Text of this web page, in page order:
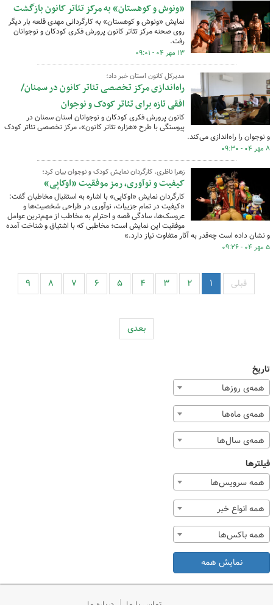
«ونوش و کوهستان» به مرکز تئاتر کانون بازگشت
نمایش «ونوش و کوهستان» به کارگردانی مهدی قلعه بار دیگر
روی صحنه مرکز تئاتر کانون پرورش فکری کودکان و نوجوانان
رفت.
۱۳ مهر ۰۴ - ۰۹:۰۱
مدیرکل کانون استان خبر داد؛
راه‌اندازی مرکز تخصصی تئاتر کانون در سمنان/
افقی تازه برای تئاتر کودک و نوجوان
کانون پرورش فکری کودکان و نوجوانان استان سمنان در
پیوستگی با طرح «هزاره تئاتر کانون»، مرکز تخصصی تئاتر کودک
و نوجوان را راه‌اندازی می‌کند.
۸ مهر ۰۴ - ۰۹:۳۰
زهرا ناظری، کارگردان نمایش کودک و نوجوان بیان کرد؛
کیفیت و نوآوری، رمز موفقیت «اوکاپی»
کارگردان نمایش «اوکاپی» با اشاره به استقبال مخاطبان گفت:
«کیفیت در تمام جزییات، نوآوری در طراحی شخصیت‌ها و
عروسک‌ها، سادگی قصه و احترام به مخاطب از مهم‌ترین عوامل
موفقیت این نمایش است؛ مخاطبی که با اشتیاق و شناخت آمده
و نشان داده است چه‌قدر به آثار متفاوت نیاز دارد.»
۵ مهر ۰۴ - ۰۹:۲۶
قبلی ۱ ۲ ۳ ۴ ۵ ۶ ۷ ۸ ۹
بعدی
تاریخ
همه‌ی روزها
همه‌ی ماه‌ها
همه‌ی سال‌ها
فیلترها
همه سرویس‌ها
همه انواع خبر
همه باکس‌ها
نمایش همه